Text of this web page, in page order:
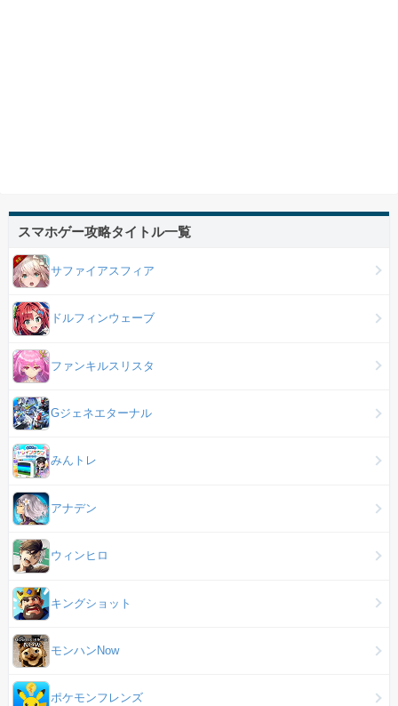
スマホゲー攻略タイトル一覧
サファイアスフィア
ドルフィンウェーブ
ファンキルスリスタ
Gジェネエターナル
みんトレ
アナデン
ウィンヒロ
キングショット
モンハンNow
ポケモンフレンズ